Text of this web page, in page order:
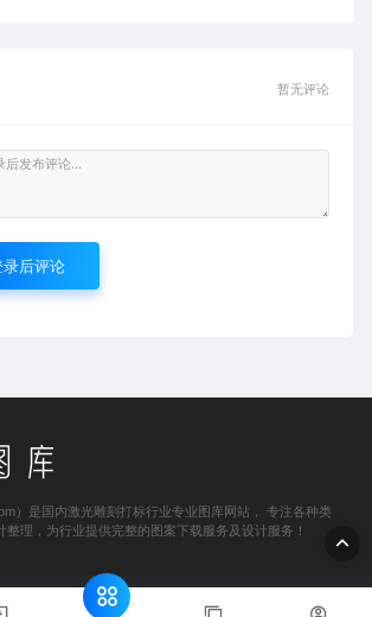
暂无评论
录后评论
）是国内激光雕刻打标行业专业图库网站， 专注各种类
整理，为行业提供完整的图案下载服务及设计服务！
& Lancer . All rights reserved